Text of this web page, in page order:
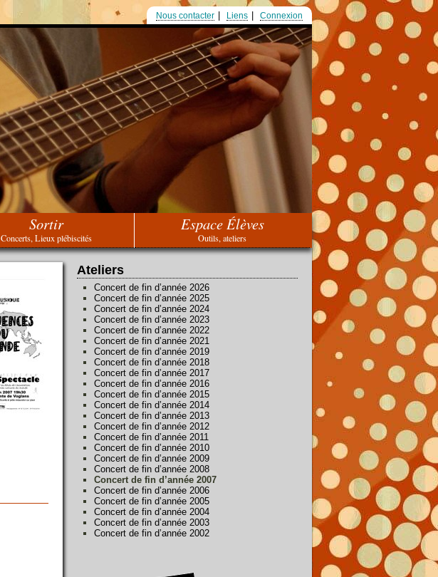
Nous contacter Liens Connexion
Sortir
Concerts, Lieux plébiscités
Espace Élèves
Outils, ateliers
Ateliers
Concert de fin d’année 2026
Concert de fin d’année 2025
Concert de fin d’année 2024
Concert de fin d’année 2023
Concert de fin d’année 2022
Concert de fin d’année 2021
Concert de fin d’année 2019
Concert de fin d’année 2018
Concert de fin d’année 2017
Concert de fin d’année 2016
Concert de fin d’année 2015
Concert de fin d’année 2014
Concert de fin d’année 2013
Concert de fin d’année 2012
Concert de fin d’année 2011
Concert de fin d’année 2010
Concert de fin d’année 2009
Concert de fin d’année 2008
Concert de fin d’année 2007
Concert de fin d’année 2006
Concert de fin d’année 2005
Concert de fin d’année 2004
Concert de fin d’année 2003
Concert de fin d’année 2002